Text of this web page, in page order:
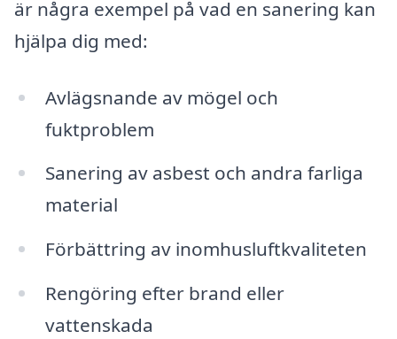
är några exempel på vad en sanering kan
hjälpa dig med:
Avlägsnande av mögel och
fuktproblem
Sanering av asbest och andra farliga
material
Förbättring av inomhusluftkvaliteten
Rengöring efter brand eller
vattenskada